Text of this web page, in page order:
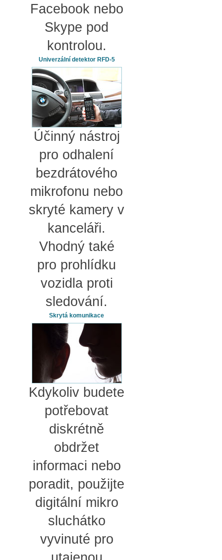
Facebook nebo
Skype pod
kontrolou.
Univerzální detektor RFD-5
Účinný nástroj
pro odhalení
bezdrátového
mikrofonu nebo
skryté kamery v
kanceláři.
Vhodný také
pro prohlídku
vozidla proti
sledování.
Skrytá komunikace
Kdykoliv budete
potřebovat
diskrétně
obdržet
informaci nebo
poradit, použijte
digitální mikro
sluchátko
vyvinuté pro